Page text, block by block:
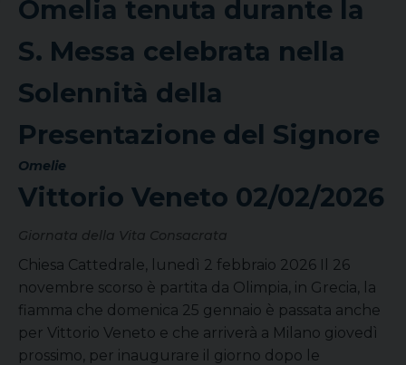
Omelia tenuta durante la
S. Messa celebrata nella
Solennità della
Presentazione del Signore
Omelie
Vittorio Veneto 02/02/2026
Giornata della Vita Consacrata
Chiesa Cattedrale, lunedì 2 febbraio 2026 Il 26
novembre scorso è partita da Olimpia, in Grecia, la
fiamma che domenica 25 gennaio è passata anche
per Vittorio Veneto e che arriverà a Milano giovedì
prossimo, per inaugurare il giorno dopo le